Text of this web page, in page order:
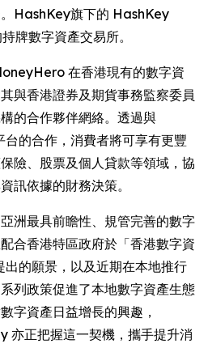
HashKey旗下的 HashKey
牌數字資產交易所。
在香港現有的數字資
與香港證券及期貨事務監察委員
的合作夥伴網絡。透過與
的合作，消費者將可享有更豐
險、股票及個人貸款等領域，協
訊依據的財務決策。
洲最具前瞻性、規管完善的數字
合香港特區政府於「香港數字資
出的願景，以及近期在本地推行
列政策促進了本地數字資產生態
字資產日益增長的興趣，
亦正把握這一契機，攜手提升消